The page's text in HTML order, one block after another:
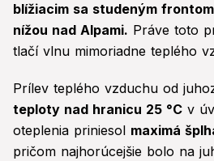
blížiacim sa studeným
nížou nad Alpami. Práve toto
tlačí vlnu mimoriadne teplého
Prílev teplého vzduchu od
teploty nad hranicu 25 °C v
oteplenia priniesol maximá
pričom najhorúcejšie bolo na